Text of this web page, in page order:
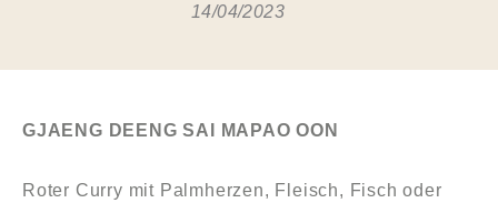
14/04/2023
GJAENG DEENG SAI MAPAO OON
Roter Curry mit Palmherzen, Fleisch, Fisch oder